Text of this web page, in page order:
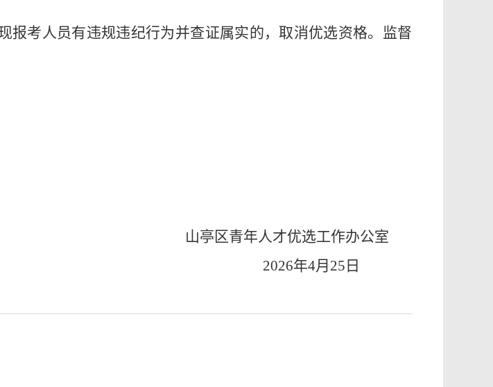
报考人员有违规违纪行为并查证属实的，取消优选资格。监督
山亭区青年人才优选工作办公室
2026年4月 25 日